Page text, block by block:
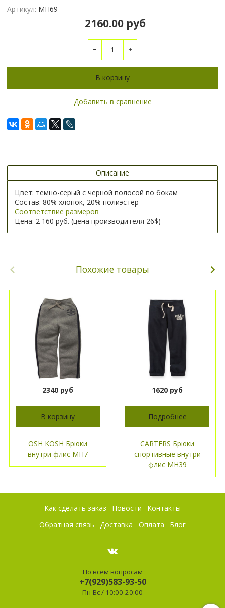
Артикул: МН69
2160.00 руб
В корзину
Добавить в сравнение
Описание
Цвет: темно-серый с черной полосой по бокам
Состав: 80% хлопок, 20% полиэстер
Соответствие размеров
Цена: 2 160 руб. (цена производителя 26$)
Похожие товары
2340 руб
В корзину
OSH KOSH Брюки
внутри флис МН7
1620 руб
Подробнее
CARTERS Брюки
спортивные внутри
флис МН39
Как сделать заказ Новости
Контакты
Обратная связь
Доставка Оплата Блог
По всем вопросам
+7(929)583-93-50
Пн-Вс / 10:00-20:00